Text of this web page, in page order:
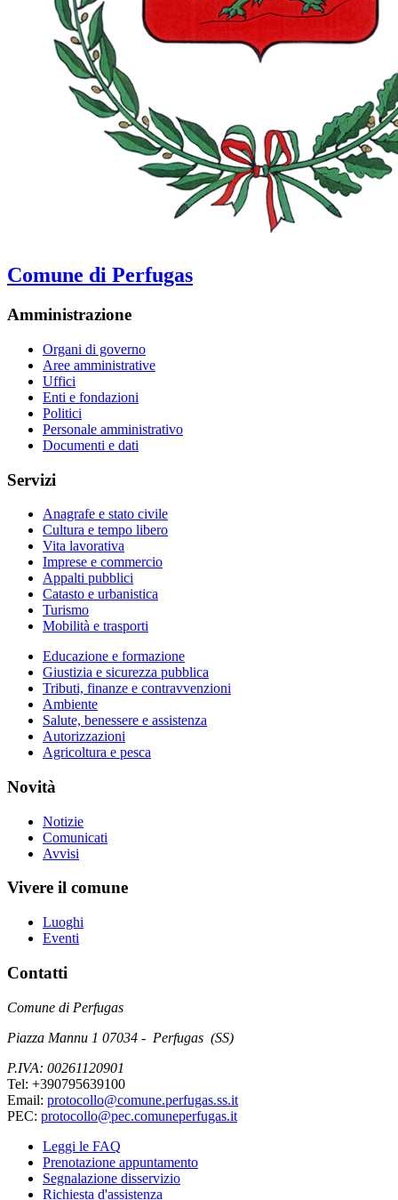
Comune di Perfugas
Amministrazione
Organi di governo
Aree amministrative
Uffici
Enti e fondazioni
Politici
Personale amministrativo
Documenti e dati
Servizi
Anagrafe e stato civile
Cultura e tempo libero
Vita lavorativa
Imprese e commercio
Appalti pubblici
Catasto e urbanistica
Turismo
Mobilità e trasporti
Educazione e formazione
Giustizia e sicurezza pubblica
Tributi, finanze e contravvenzioni
Ambiente
Salute, benessere e assistenza
Autorizzazioni
Agricoltura e pesca
Novità
Notizie
Comunicati
Avvisi
Vivere il comune
Luoghi
Eventi
Contatti
Comune di Perfugas
Piazza Mannu 1 07034 - Perfugas (SS)
P.IVA: 00261120901
Tel: +390795639100
Email: protocollo@comune.perfugas.ss.it
PEC: protocollo@pec.comuneperfugas.it
Leggi le FAQ
Prenotazione appuntamento
Segnalazione disservizio
Richiesta d'assistenza